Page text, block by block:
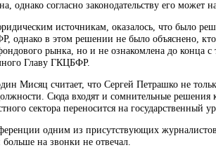
однако согласно законодательству его может
источникам, оказалось, что было
однако в этом решении не было объяснено, кто
рынка, но и не ознакомлена до конца с
Главу ГКЦБФР.
Мисяц считает, что Сергей Петрашко не
Сюда входят и сомнительные решения
сектора переносится на государственный
одним из присутствующих
на звонки не отвечал.